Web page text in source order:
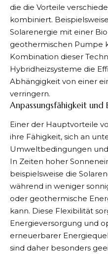
die die Vorteile
kombiniert.
Solarenergie mit einer
geothermischen Pumpe
Kombination dieser
Hybridheizsysteme die
Abhängigkeit von einer
verringern.
Anpassungsfähigkeit und
Einer der Hauptvorteile
ihre Fähigkeit, sich an
Umweltbedingungen
In Zeiten hoher
beispielsweise die
während in weniger
oder geothermische
kann. Diese Flexibilität
Energieversorgung und
erneuerbarer
sind daher besonders